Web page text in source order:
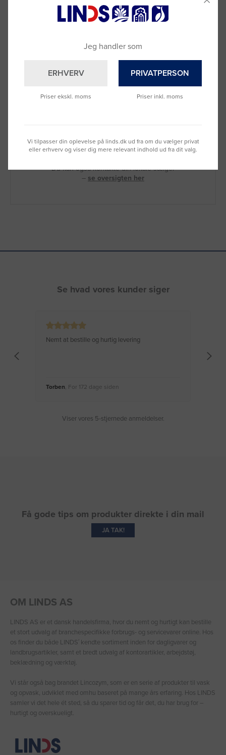
Ring til os på9992 0233
Vi sidder klar til at hjælpe dig.
Du kan også kontakte din lokale sælger
– se oversigten her
Se hvad vores kunder siger
Nemt at bestille og hurtig levering
Torben , For 172 dage siden
Viser vores 5-stjernede anmeldelser.
Få gode tips om produkter direkte i din mail
JA TAK!
OM LINDS AS
LINDS AS er et dansk handelsfirma, hvor du nemt og hurtigt kan bestille
et stort udvalg af branchespecifikke forbrugs- og servicevarer online. Hos
os finder du både LINDS′ kendte sortiment inden for dagligvarer og
landbrugsartikler, samt et bredt udvalg af kontorartikler, arbejdstøj,
beklædning og værktøj.
Vi står også bag brandet Lincozym, som er en serie af produkter til vask
og opvask, udviklet med omhu baseret på mange års erfaring. Hos LINDS
samler vi det hele ét sted, så du sparer tid og får det, du har brug for –
hurtigt og overskueligt.
Jeg handler som
ERHVERV
Priser ekskl. moms
PRIVATPERSON
Priser inkl. moms
Vi tilpasser din oplevelse på linds.dk ud fra om du vælger privat
eller erhverv og viser dig mere relevant indhold ud fra dit valg.